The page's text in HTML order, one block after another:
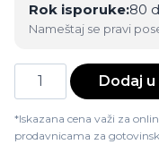
Rok isporuke:80
Nameštaj se pravi
Trpezarijska
stolica
Rodos
D
Dodaj
*Iskazana cena važi za
prodavnicama za